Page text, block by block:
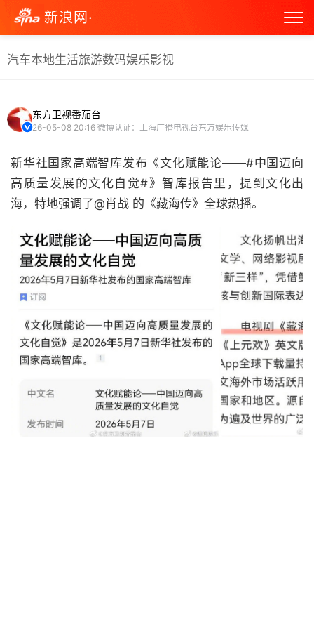
新浪网·
汽车本地生活旅游数码娱乐影视
东方卫视番茄台
26-05-08 20:16 微博认证：上海广播电视台东方娱乐传媒
新华社国家高端智库发布《文化赋能论——#中国迈向
高质量发展的文化自觉#》智库报告里，提到文化出
海，特地强调了@肖战 的《藏海传》全球热播。 ​